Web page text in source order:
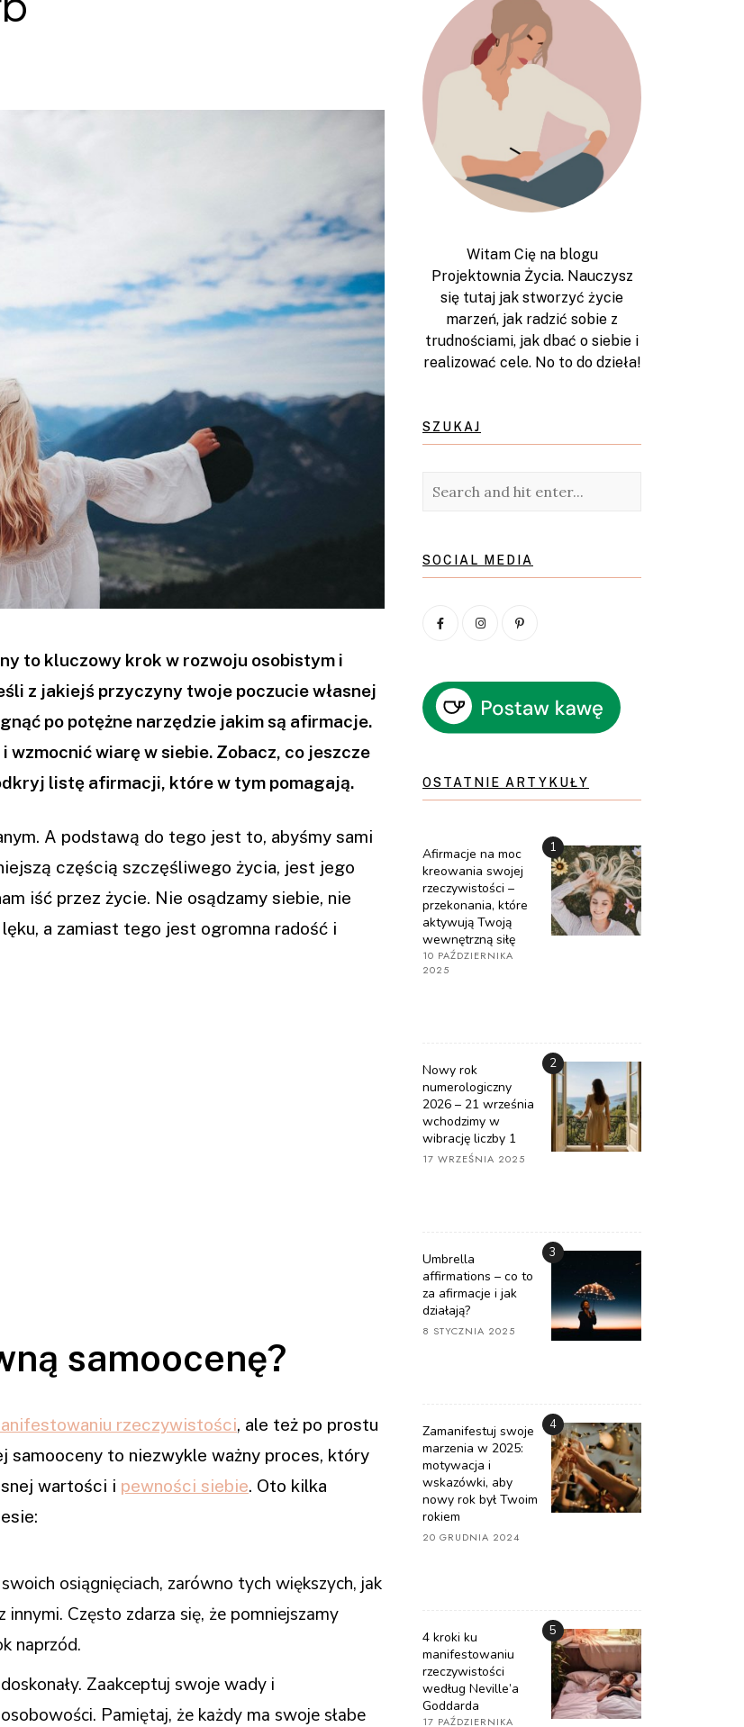
to kluczowy krok w rozwoju osobistym i
z jakiejś przyczyny twoje poczucie własnej
po potężne narzędzie jakim są afirmacje.
wzmocnić wiarę w siebie. Zobacz, co jeszcze
listę afirmacji, które w tym pomagają.
A podstawą do tego jest to, abyśmy sami
częścią szczęśliwego życia, jest jego
iść przez życie. Nie osądzamy siebie, nie
a zamiast tego jest ogromna radość i
samoocenę?
rzeczywistości, ale też po prostu
samooceny to niezwykle ważny proces, który
wartości i pewności siebie. Oto kilka
osiągnięciach, zarówno tych większych, jak
Często zdarza się, że pomniejszamy
naprzód.
Zaakceptuj swoje wady i
Pamiętaj, że każdy ma swoje słabe
Witam Cię na blogu
Projektownia Życia. Nauczysz
się tutaj jak stworzyć życie
marzeń, jak radzić sobie z
trudnościami, jak dbać o siebie i
realizować cele. No to do dzieła!
SZUKAJ
SOCIAL MEDIA
OSTATNIE ARTYKUŁY
Afirmacje na moc
kreowania swojej
rzeczywistości –
przekonania, które
aktywują Twoją
wewnętrzną siłę
10 PAŹDZIERNIKA
2025
1
Nowy rok
numerologiczny
2026 – 21 września
wchodzimy w
wibrację liczby 1
17 WRZEŚNIA 2025
2
Umbrella
affirmations – co to
za afirmacje i jak
działają?
8 STYCZNIA 2025
3
Zamanifestuj swoje
marzenia w 2025:
motywacja i
wskazówki, aby
nowy rok był Twoim
rokiem
20 GRUDNIA 2024
4
4 kroki ku
manifestowaniu
rzeczywistości
według Neville’a
Goddarda
17 PAŹDZIERNIKA
5